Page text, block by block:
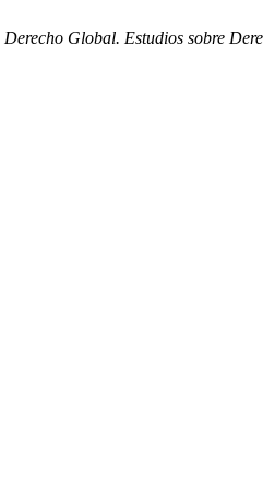
Derecho Global. Estudios sobre